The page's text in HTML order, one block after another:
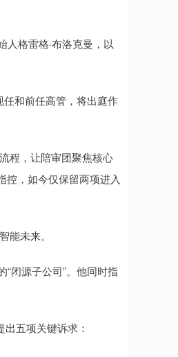
格雷格·布洛克曼，以
和前任高管，将出庭作
程，让陪审团聚焦核心
控，如今仅保留两项进入
未来。
闭源子公司”。他同时指
五项关键诉求：